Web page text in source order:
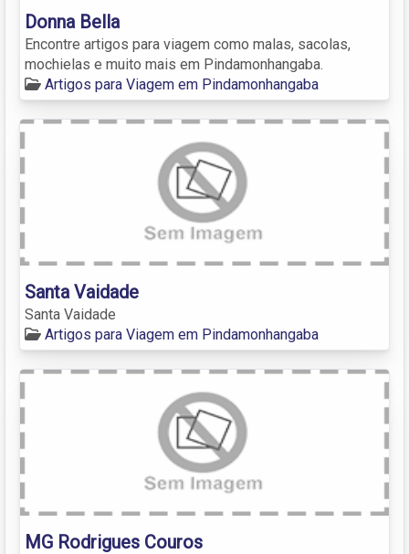
Donna Bella
Encontre artigos para viagem como malas, sacolas,
mochielas e muito mais em Pindamonhangaba.
Artigos para Viagem em Pindamonhangaba
Santa Vaidade
Santa Vaidade
Artigos para Viagem em Pindamonhangaba
MG Rodrigues Couros